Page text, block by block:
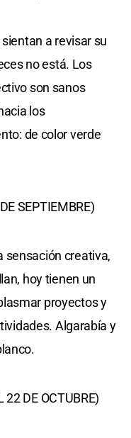
a revisar su
no está. Los
son sanos
los
de color verde
SEPTIEMBRE)
sensación creativa,
hoy tienen un
proyectos y
Algarabía y
22 DE OCTUBRE)